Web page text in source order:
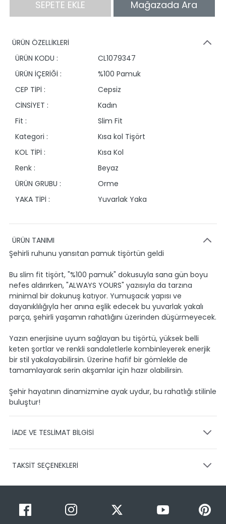
SEPETE EKLE Mağazada Ara
ÜRÜN ÖZELLİKLERİ
ÜRÜN KODU :
CL1079347
ÜRÜN İÇERİĞİ :
%100 Pamuk
CEP TİPİ :
Cepsiz
CİNSİYET :
Kadın
Fit :
Slim Fit
Kategori :
Kısa kol Tişört
KOL TİPİ :
Kısa Kol
Renk :
Beyaz
ÜRÜN GRUBU :
Orme
YAKA TİPİ :
Yuvarlak Yaka
ÜRÜN TANIMI
Şehirli ruhunu yansıtan pamuk tişörtün geldi
Bu slim fit tişört, "%100 pamuk" dokusuyla sana gün boyu
nefes aldırırken, "ALWAYS YOURS" yazısıyla da tarzına
minimal bir dokunuş katıyor. Yumuşacık yapısı ve
dayanıklılığıyla her anına eşlik edecek bu yuvarlak yakalı
parça, şehirli yaşamın rahatlığını üzerinden düşürmeyecek.
Yazın enerjisine uyum sağlayan bu tişörtü, yüksek belli
keten şortlar ve renkli sandaletlerle kombinleyerek enerjik
bir stil yakalayabilirsin. Üzerine hafif bir gömlekle de
tamamlayarak serin akşamlar için hazır olabilirsin.
Şehir hayatının dinamizmine ayak uydur, bu rahatlığı stilinle
buluştur!
İADE VE TESLİMAT BİLGİSİ
Ürünlerinizin gönderimini anlaşmalı olduğumuz PTT,
1-3 iş günü içerisinde kargoya teslim edilir.
Siparişimin kargo takibini nasıl yapabilirim?
TAKSİT SEÇENEKLERİ
Taksit Sayısı Taksit Miktarı
Taksitli Tutar
Toplam